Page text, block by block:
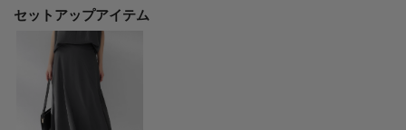
＊＊＊＊＊＊＊＊＊＊＊＊＊＊＊＊＊＊＊＊＊＊
■身長163cm Mサイズ
生地感：とにかくサラサラで真夏の暑い時期にも快適に着られます。
着用感：ゆったりしています。セットアップで着ると、お仕事だけでなく、
会食などきちんとしたシーンにも合いそうです。
セットアップアイテム